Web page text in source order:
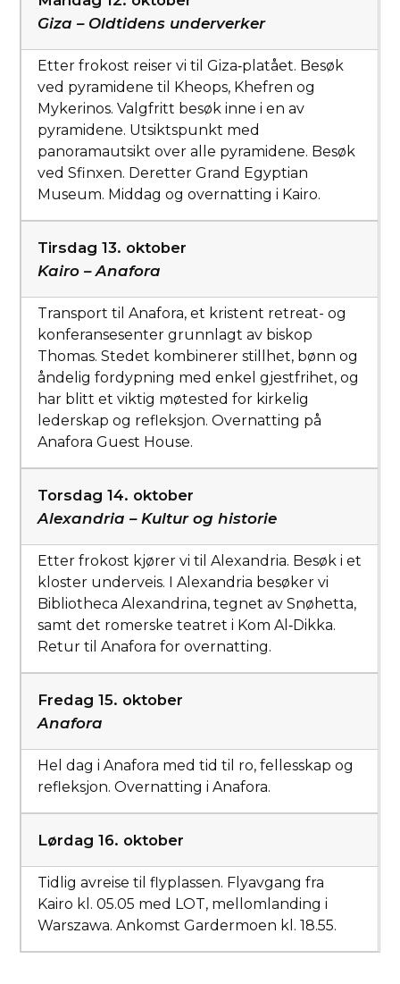
Giza – Oldtidens underverker
Etter frokost reiser vi til Giza‑platået. Besøk
ved pyramidene til Kheops, Khefren og
Mykerinos. Valgfritt besøk inne i en av
pyramidene. Utsiktspunkt med
panoramautsikt over alle pyramidene. Besøk
ved Sfinxen. Deretter Grand Egyptian
Museum. Middag og overnatting i Kairo.
Tirsdag 13. oktober
Kairo – Anafora
Transport til Anafora, et kristent retreat- og
konferansesenter grunnlagt av biskop
Thomas. Stedet kombinerer stillhet, bønn og
åndelig fordypning med enkel gjestfrihet, og
har blitt et viktig møtested for kirkelig
lederskap og refleksjon. Overnatting på
Anafora Guest House.
Torsdag 14. oktober
Alexandria – Kultur og historie
Etter frokost kjører vi til Alexandria. Besøk i et
kloster underveis. I Alexandria besøker vi
Bibliotheca Alexandrina, tegnet av Snøhetta,
samt det romerske teatret i Kom Al‑Dikka.
Retur til Anafora for overnatting.
Fredag 15. oktober
Anafora
Hel dag i Anafora med tid til ro, fellesskap og
refleksjon. Overnatting i Anafora.
Lørdag 16. oktober
Tidlig avreise til flyplassen. Flyavgang fra
Kairo kl. 05.05 med LOT, mellomlanding i
Warszawa. Ankomst Gardermoen kl. 18.55.